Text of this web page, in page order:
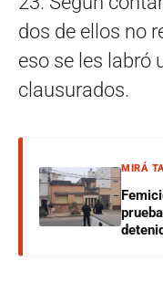
dos de ellos no
eso se les labró
clausurados.
MIRÁ